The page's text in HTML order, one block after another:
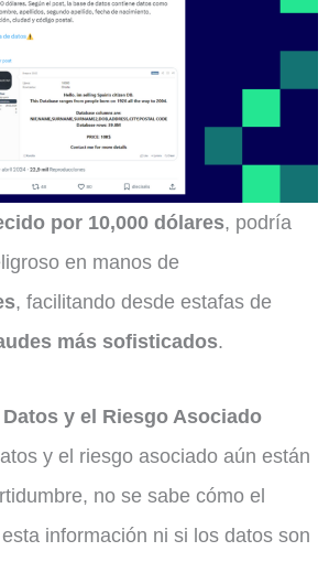
por 10,000 dólares, podría
en manos de
, facilitando desde estafas de
más sofisticados.
y el Riesgo Asociado
y el riesgo asociado aún están
no se sabe cómo el
información ni si los datos son